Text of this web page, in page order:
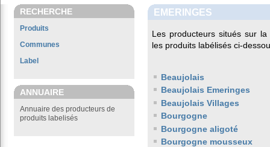
RECHERCHE
Produits
Communes
Label
ANNUAIRE
Annuaire des producteurs de
produits labelisés
EMERINGES
Les producteurs situés sur
les produits labélisés ci-
Beaujolais
Beaujolais Emeringes
Beaujolais Villages
Bourgogne
Bourgogne aligoté
Bourgogne mousseux